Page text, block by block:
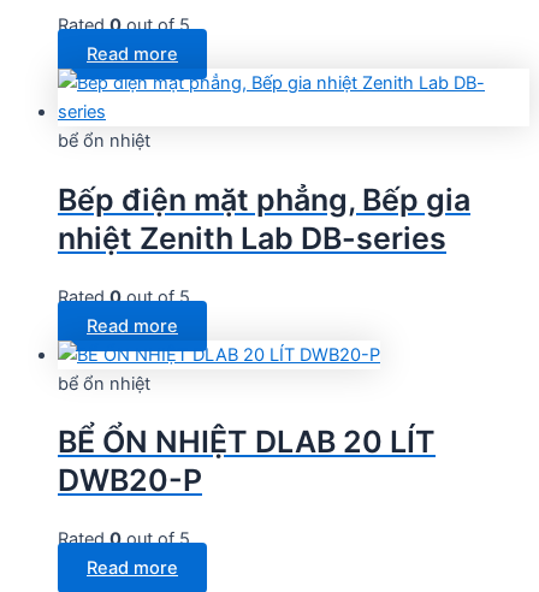
Rated0out of 5
Read more
bể ổn nhiệt
Bếp điện mặt phẳng, Bếp gia
nhiệt Zenith Lab DB-series
Rated0out of 5
Read more
bể ổn nhiệt
BỂ ỔN NHIỆT DLAB 20 LÍT
DWB20-P
Rated0out of 5
Read more